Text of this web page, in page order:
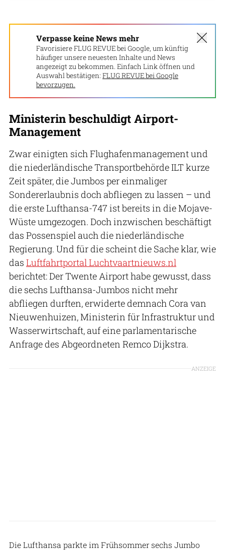
Verpasse keine News mehr
Favorisiere FLUG REVUE bei Google, um künftig
häufiger unsere neuesten Inhalte und News
angezeigt zu bekommen. Einfach Link öffnen und
Auswahl bestätigen: FLUG REVUE bei Google
bevorzugen.
Ministerin beschuldigt Airport-
Management
Zwar einigten sich Flughafenmanagement und
die niederländische Transportbehörde ILT kurze
Zeit später, die Jumbos per einmaliger
Sondererlaubnis doch abfliegen zu lassen – und
die erste Lufthansa-747 ist bereits in die Mojave-
Wüste umgezogen. Doch inzwischen beschäftigt
das Possenspiel auch die niederländische
Regierung. Und für die scheint die Sache klar, wie
das Luftfahrtportal Luchtvaartnieuws.nl
berichtet: Der Twente Airport habe gewusst, dass
die sechs Lufthansa-Jumbos nicht mehr
abfliegen durften, erwiderte demnach Cora van
Nieuwenhuizen, Ministerin für Infrastruktur und
Wasserwirtschaft, auf eine parlamentarische
Anfrage des Abgeordneten Remco Dijkstra.
ANZEIGE
Die Lufthansa parkte im Frühsommer sechs Jumbo